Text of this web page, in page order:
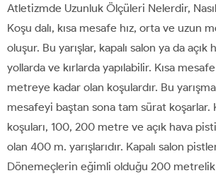
Atletizmde Uzunluk Ölçüleri Nelerdir,
Koşu dalı, kısa mesafe hız, orta ve uzun
oluşur. Bu yarışlar, kapalı salon ya da
yollarda ve kırlarda yapılabilir. Kısa
metreye kadar olan koşulardır. Bu
mesafeyi baştan sona tam sürat koşarlar.
koşuları, 100, 200 metre ve açık hava
olan 400 m. yarışlarıdır. Kapalı salon
Dönemeçlerin eğimli olduğu 200